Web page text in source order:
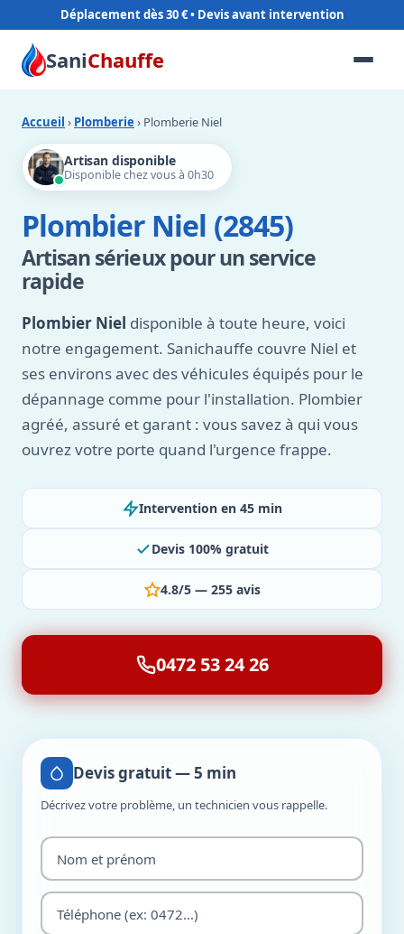
Déplacement dès 30 €
SaniChauffe
Accueil › Plomberie › Plomberie Niel
Artisan disponible
Disponible chez vous à 0h30
Plombier Niel (2845)
Artisan sérieux pour un service
rapide
Plombier Niel disponible à toute heure, voici
notre engagement. Sanichauffe couvre Niel et
ses environs avec des véhicules équipés pour le
dépannage comme pour l'installation. Plombier
agréé, assuré et garant : vous savez à qui vous
ouvrez votre porte quand l'urgence frappe.
Intervention en 45 min
Devis 100% gratuit
4.8/5 — 255 avis
0472 53 24 26
Devis gratuit — 5 min
Décrivez votre problème, un technicien vous rappelle.